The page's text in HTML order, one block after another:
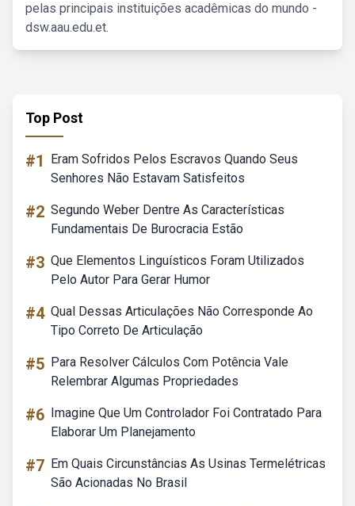
pelas principais instituições acadêmicas do mundo -
dsw.aau.edu.et.
Top Post
#1
Eram Sofridos Pelos Escravos Quando Seus
Senhores Não Estavam Satisfeitos
#2 Segundo Weber Dentre As Características
Fundamentais De Burocracia Estão
#3 Que Elementos Linguísticos Foram Utilizados
Pelo Autor Para Gerar Humor
#4 Qual Dessas Articulações Não Corresponde Ao
Tipo Correto De Articulação
#5 Para Resolver Cálculos Com Potência Vale
Relembrar Algumas Propriedades
#6 Imagine Que Um Controlador Foi Contratado Para
Elaborar Um Planejamento
#7 Em Quais Circunstâncias As Usinas Termelétricas
São Acionadas No Brasil